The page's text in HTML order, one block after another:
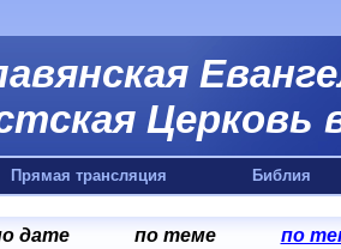
Церковь
Прямая трансляция Библия
дате по теме по